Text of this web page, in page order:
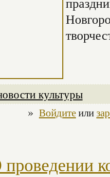
культуры
» Войдитеили